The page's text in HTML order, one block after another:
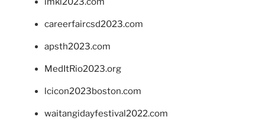
careerfaircsd2023.com
apsth2023.com
MedItRio2023.org
lcicon2023boston.com
waitangidayfestival2022.com